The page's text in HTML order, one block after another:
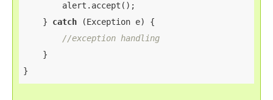
        alert
. accept ();
}
catch (Exception e)
{
//exception handling
}
}